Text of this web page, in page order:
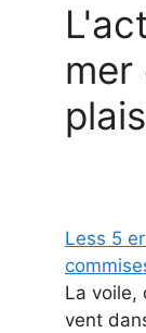
mer
Less 5
La voile,
vent